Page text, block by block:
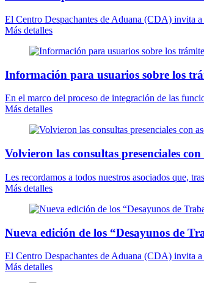
El Centro Despachantes de Aduana (CDA) invita
Más detalles
Información para usuarios sobre los
En el marco del proceso de integración de las
Más detalles
Volvieron las consultas presenciales con
Les recordamos a todos nuestros asociados que,
Más detalles
Nueva edición de los “Desayunos de
El Centro Despachantes de Aduana (CDA) invita
Más detalles